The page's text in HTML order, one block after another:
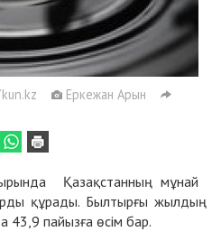
Еркежан Арын
Қазақстанның мұнай
құрады. Былтырғы жылдың
43,9 пайызға өсім бар.